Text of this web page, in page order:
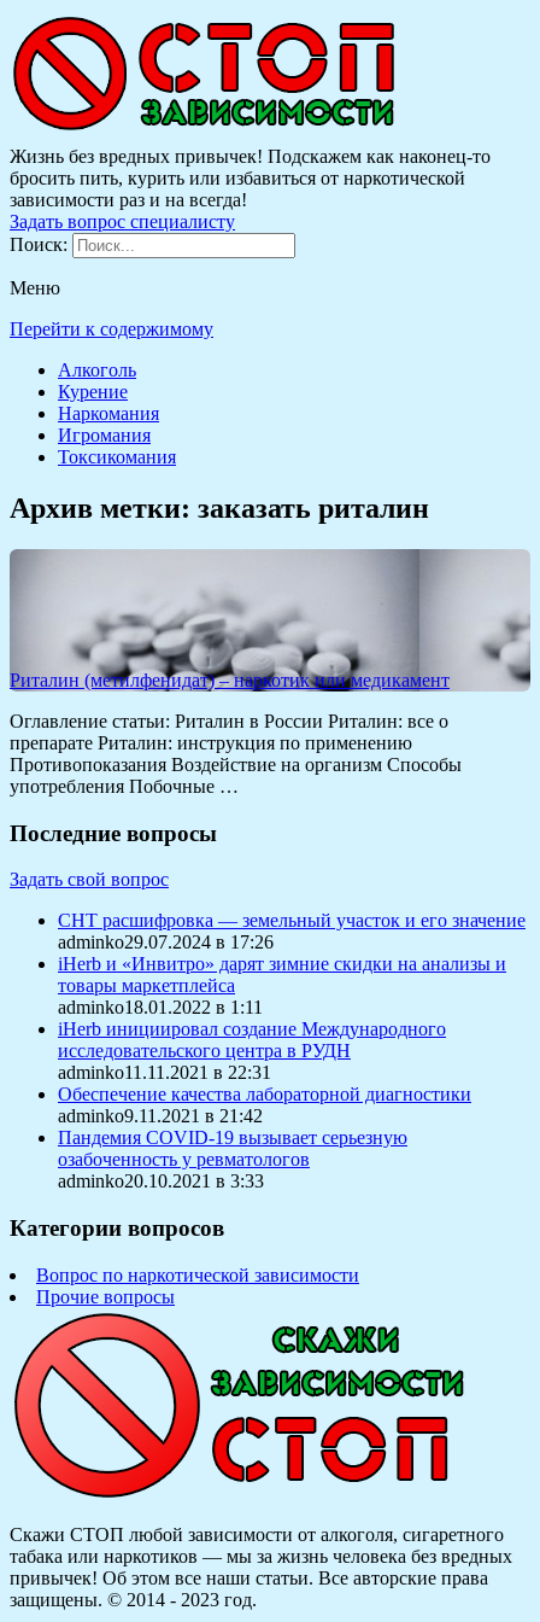
Жизнь без вредных привычек! Подскажем как наконец-то
бросить пить, курить или избавиться от наркотической
зависимости раз и на всегда!
Задать вопрос специалисту
Поиск:
Меню
Перейти к содержимому
Алкоголь
Курение
Наркомания
Игромания
Токсикомания
Архив метки: заказать риталин
Риталин (метилфенидат) – наркотик или медикамент
Оглавление статьи: Риталин в России Риталин: все о
препарате Риталин: инструкция по применению
Противопоказания Воздействие на организм Способы
употребления Побочные …
Последние вопросы
Задать свой вопрос
СНТ расшифровка — земельный участок и его значение
adminko29.07.2024 в 17:26
iHerb и «Инвитро» дарят зимние скидки на анализы и
товары маркетплейса
adminko18.01.2022 в 1:11
iHerb инициировал создание Международного
исследовательского центра в РУДН
adminko11.11.2021 в 22:31
Обеспечение качества лабораторной диагностики
adminko9.11.2021 в 21:42
Пандемия COVID-19 вызывает серьезную
озабоченность у ревматологов
adminko20.10.2021 в 3:33
Категории вопросов
Вопрос по наркотической зависимости
Прочие вопросы
Скажи СТОП любой зависимости от алкоголя, сигаретного
табака или наркотиков — мы за жизнь человека без вредных
привычек! Об этом все наши статьи. Все авторские права
защищены. © 2014 - 2023 год.